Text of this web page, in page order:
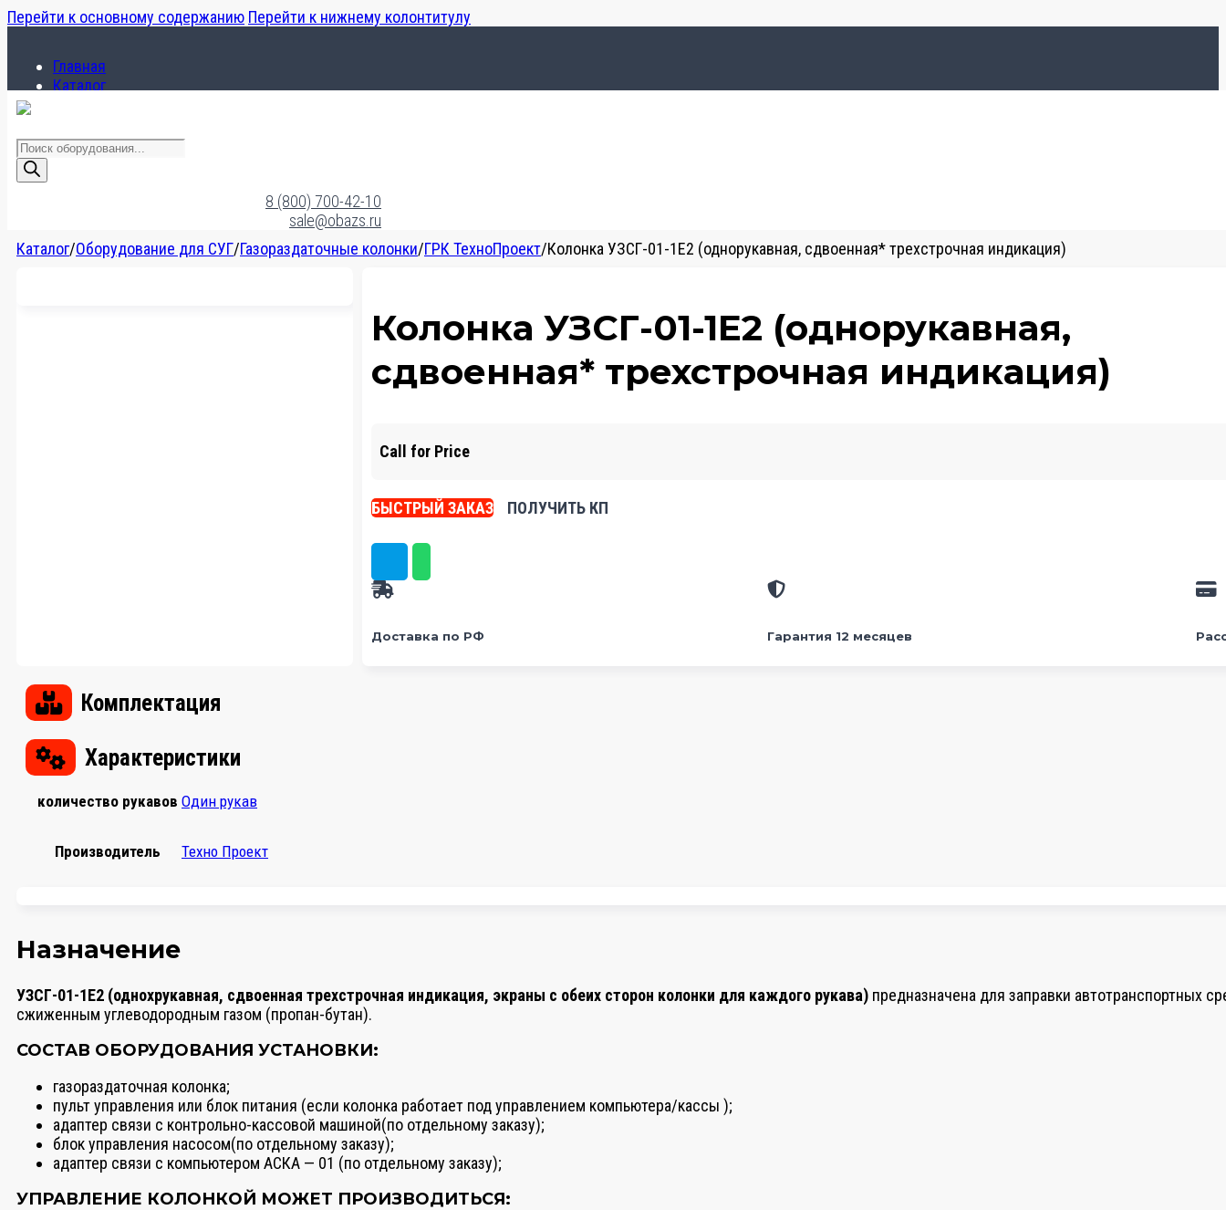
Перейти к основному содержанию Перейти к нижнему колонтитулу
Главная
Каталог
Поиск
товаров
8 (800) 700-42-10
sale@obazs.ru
Каталог/Оборудование для СУГ/Газораздаточные колонки/ГРК ТехноПроект/Колонка УЗСГ-01-1Е2 (однорукавная, сдвоенная* трехстрочная индикация)
Колонка УЗСГ-01-1Е2 (однорукавная,
сдвоенная* трехстрочная индикация)
Call for Price
БЫСТРЫЙ ЗАКАЗ ПОЛУЧИТЬ КП
Доставка по РФ Гарантия 12 месяцев
Комплектация
Характеристики
количество рукавов Один рукав
Производитель Техно Проект
Назначение
УЗСГ-01-1Е2 (однохрукавная, сдвоенная трехстрочная индикация, экраны с обеих сторон колонки для каждого рукава) предназначена для заправки автотранспортных
сжиженным углеводородным газом (пропан-бутан).
СОСТАВ ОБОРУДОВАНИЯ УСТАНОВКИ:
газораздаточная колонка;
пульт управления или блок питания (если колонка работает под управлением компьютера/кассы );
адаптер связи с контрольно-кассовой машиной(по отдельному заказу);
блок управления насосом(по отдельному заказу);
адаптер связи с компьютером АСКА — 01 (по отдельному заказу);
УПРАВЛЕНИЕ КОЛОНКОЙ МОЖЕТ ПРОИЗВОДИТЬСЯ: